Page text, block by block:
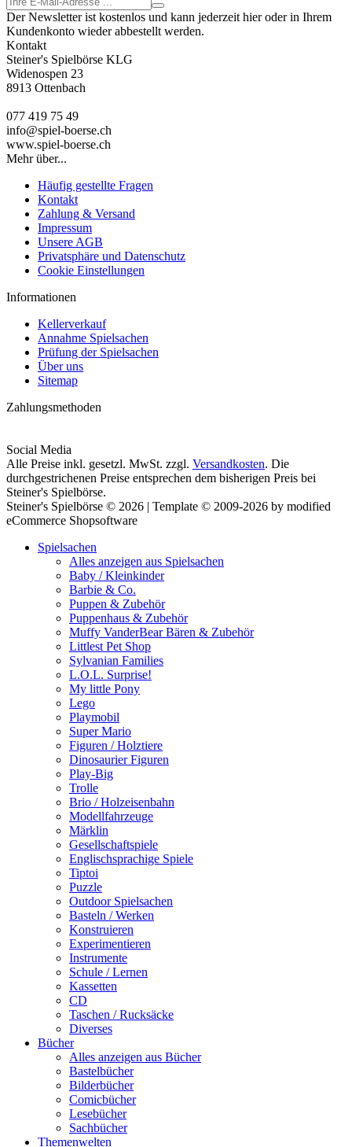
Der Newsletter ist kostenlos und kann jederzeit hier oder in Ihrem
Kundenkonto wieder abbestellt werden.
Kontakt
Steiner's Spielbörse KLG
Widenospen 23
8913 Ottenbach
077 419 75 49
info@spiel-boerse.ch
www.spiel-boerse.ch
Mehr über...
Häufig gestellte Fragen
Kontakt
Zahlung & Versand
Impressum
Unsere AGB
Privatsphäre und Datenschutz
Cookie Einstellungen
Informationen
Kellerverkauf
Annahme Spielsachen
Prüfung der Spielsachen
Über uns
Sitemap
Zahlungsmethoden
Social Media
Alle Preise inkl. gesetzl. MwSt. zzgl. Versandkosten. Die
durchgestrichenen Preise entsprechen dem bisherigen Preis bei
Steiner's Spielbörse.
Steiner's Spielbörse © 2026 | Template © 2009-2026 by modified
eCommerce Shopsoftware
Spielsachen
Alles anzeigen aus Spielsachen
Baby / Kleinkinder
Barbie & Co.
Puppen & Zubehör
Puppenhaus & Zubehör
Muffy VanderBear Bären & Zubehör
Littlest Pet Shop
Sylvanian Families
L.O.L. Surprise!
My little Pony
Lego
Playmobil
Super Mario
Figuren / Holztiere
Dinosaurier Figuren
Play-Big
Trolle
Brio / Holzeisenbahn
Modellfahrzeuge
Märklin
Gesellschaftspiele
Englischsprachige Spiele
Tiptoi
Puzzle
Outdoor Spielsachen
Basteln / Werken
Konstruieren
Experimentieren
Instrumente
Schule / Lernen
Kassetten
CD
Taschen / Rucksäcke
Diverses
Bücher
Alles anzeigen aus Bücher
Bastelbücher
Bilderbücher
Comicbücher
Lesebücher
Sachbücher
Themenwelten